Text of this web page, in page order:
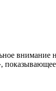
внимание